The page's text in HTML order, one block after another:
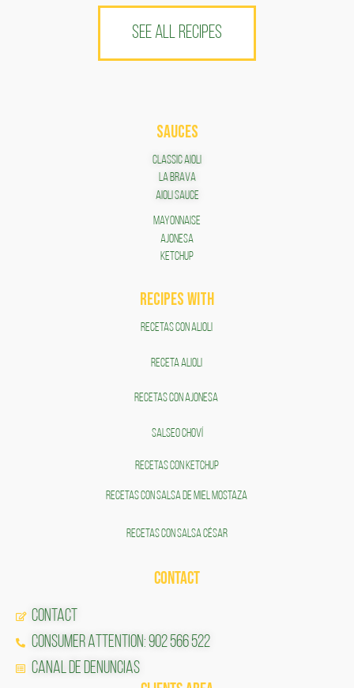
SEE ALL RECIPES
SAUCES
Classic Aioli
LA BRAVA
Aioli Sauce
Mayonnaise
AJONESA
KETCHUP
RECIPES WITH
RECETAS CON ALIOLI
RECETA ALIOLI
RECETAS CON AJONESA
SALSEO CHOVÍ
RECETAS CON KETCHUP
RECETAS CON SALSA DE MIEL MOSTAZA
RECETAS CON SALSA CÉSAR
CONTACT
CONTACT
CONSUMER ATTENTION: 902 566 522
Canal de Denuncias